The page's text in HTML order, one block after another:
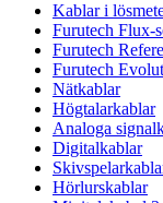
Kablar i
Furutech Flux-
Furutech
Furutech
Nätkablar
Högtalarkablar
Analoga
Digitalkablar
Hörlurskablar